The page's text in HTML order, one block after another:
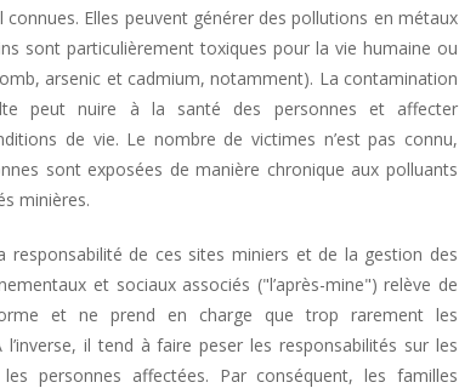
Elles peuvent générer des pollutions en métaux
sont particulièrement toxiques pour la vie humaine ou
arsenic et cadmium, notamment). La contamination
peut nuire à la santé des personnes et affecter
de vie. Le nombre de victimes n’est pas connu,
sont exposées de manière chronique aux polluants
minières.
responsabilité de ces sites miniers et de la gestion des
et sociaux associés ("l’après-mine") relève de
et ne prend en charge que trop rarement les
il tend à faire peser les responsabilités sur les
personnes affectées. Par conséquent, les familles